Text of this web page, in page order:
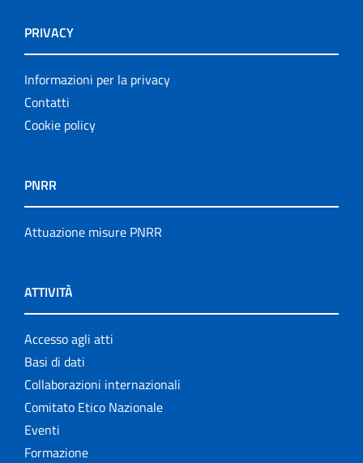
PRIVACY
Informazioni per la privacy
Contatti
Cookie policy
PNRR
Attuazione misure PNRR
ATTIVITÀ
Accesso agli atti
Basi di dati
Collaborazioni internazionali
Comitato Etico Nazionale
Eventi
Formazione